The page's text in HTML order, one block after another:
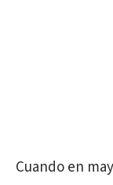
Cuando en